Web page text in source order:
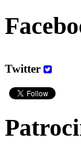
Twitter